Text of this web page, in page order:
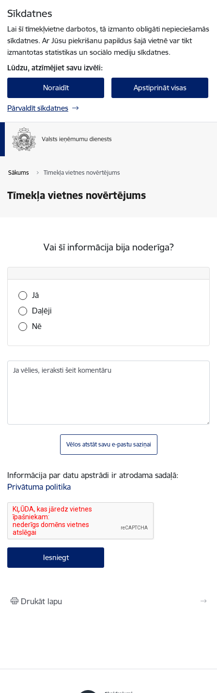
Sīkdatnes
Lai šī tīmekļvietne darbotos, tā izmanto obligāti nepieciešamās
sīkdatnes. Ar Jūsu piekrišanu papildus šajā vietnē var tikt
izmantotas statistikas un sociālo mediju sīkdatnes.
Lūdzu, atzīmējiet savu izvēli:
Noraidīt Apstiprināt visas
Pārvaldīt sīkdatnes
Sākums Tīmekļa vietnes novērtējums
Tīmekļa vietnes novērtējums
Vai šī informācija bija noderīga?
Vai šī informācija bija noderīga?
Jā
Daļēji
Nē
Ja vēlies, ieraksti šeit komentāru
Vēlos atstāt savu e-pastu saziņai
Informācija par datu apstrādi ir atrodama sadaļā:
Privātuma politika
Drukāt lapu